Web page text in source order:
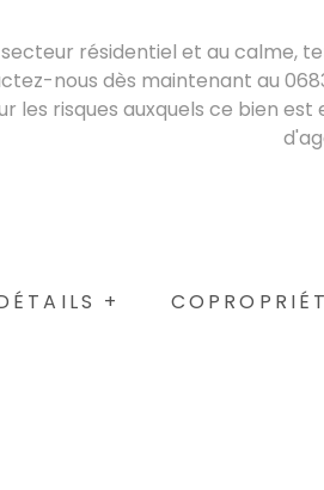
résidentiel et au calme,
nous dès maintenant au
les risques auxquels ce bien
+